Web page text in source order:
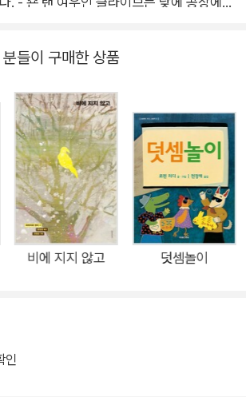
을 한다. '클라이브'는 도시의 삶에 좀 더
이브는 도시에 훌륭히 적응한 야생 동물 중
의 친구 당나귀인 험프리는 도시 생활이 힘
수익도, 집도 없다. 이 일 저 일 닥치는 대로
오래 할 수 있는 일은 아니다. 그러던 어느
의 낡은 가방 속에서 종이봉투 하나를 발견
프리가 배가 고파 먹으려고 길에서 주운 초
일상에 우연히 마주한 반짝이는 초대권은
데려가 주는 걸까? 달콤쌉싸름한 어느 도시
리는 도시 한 귀퉁이에서 살아갑니다. 클라
륭히 적응한 거의 유일한 야생 동물입니다.
일이든 곧잘 해내지요. 낮에는 공장에서
들이 구매한 상품
비에 지지 않고 덧셈놀이
인